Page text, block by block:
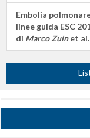
Embolia
linee guida ESC
di Marco Zuinet al.